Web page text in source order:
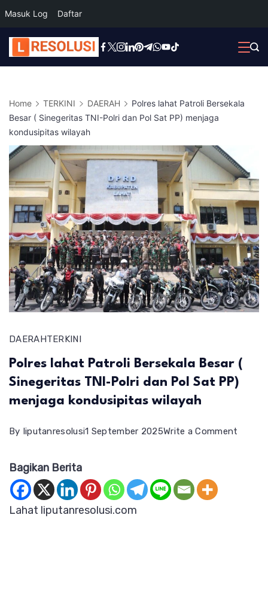
Masuk Log Daftar
Skip
to
Home TERKINI DAERAH
Polres lahat Patroli Bersekala
Besar ( Sinegeritas TNI-Polri dan Pol Sat PP) menjaga
kondusipitas wilayah
DAERAHTERKINI
Polres lahat Patroli Bersekala Besar (
Sinegeritas TNI-Polri dan Pol Sat PP)
menjaga kondusipitas wilayah
By liputanresolusi1 September 2025Write a Comment
Bagikan Berita
Lahat liputanresolusi.com